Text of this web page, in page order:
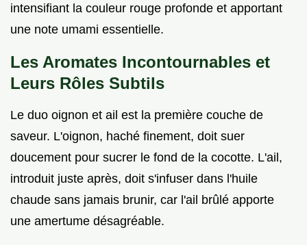
intensifiant la couleur rouge profonde et apportant
une note umami essentielle.
Les Aromates Incontournables et
Leurs Rôles Subtils
Le duo oignon et ail est la première couche de
saveur. L'oignon, haché finement, doit suer
doucement pour sucrer le fond de la cocotte. L'ail,
introduit juste après, doit s'infuser dans l'huile
chaude sans jamais brunir, car l'ail brûlé apporte
une amertume désagréable.